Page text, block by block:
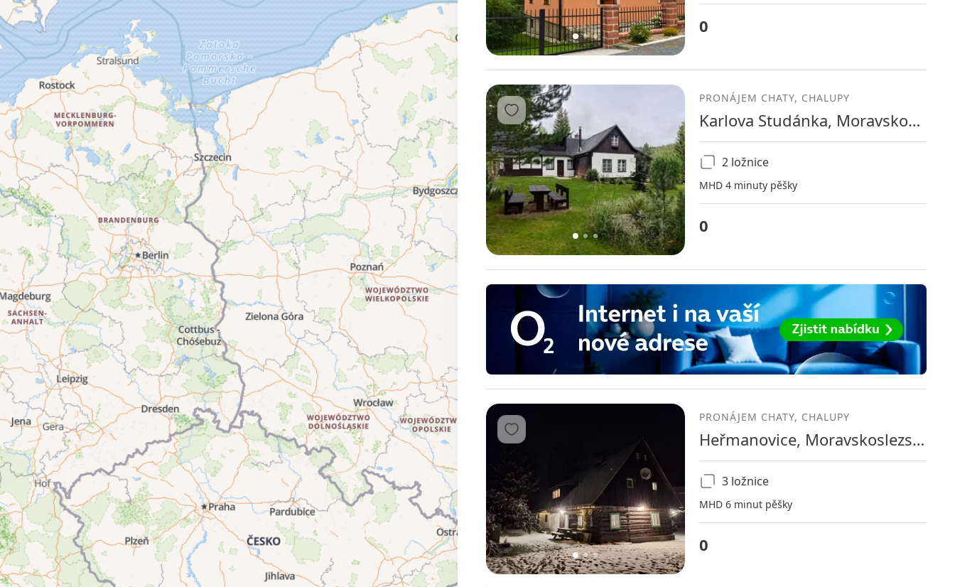
12 3
0
12 3
Přidat do oblíbených
PRONÁJEM CHATY, CHALUPY
Karlova Studánka, Moravskoslezský kraj
2 ložnice
MHD 4 minuty pěšky
0
12 3
Přidat do oblíbených
PRONÁJEM CHATY, CHALUPY
Heřmanovice, Moravskoslezský kraj
3 ložnice
MHD 6 minut pěšky
0